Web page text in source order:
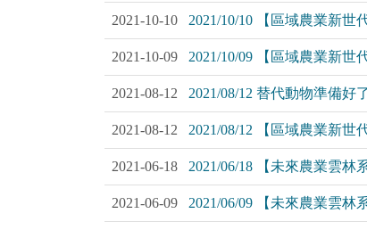
2021-10-10 2021/10/10 【區域農業新
2021-10-09 2021/10/09 【區域農業新
2021-08-12 2021/08/12 替代動物準備
2021-08-12 2021/08/12 【區域農業新
2021-06-18 2021/06/18 【未來農業雲
2021-06-09 2021/06/09 【未來農業雲